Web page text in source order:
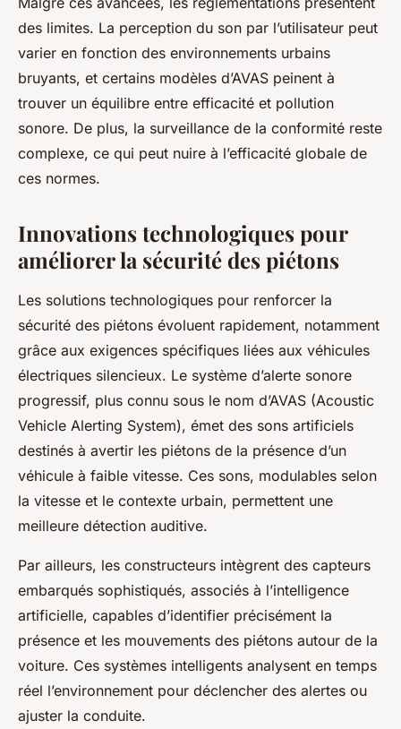
des limites. La perception du son par l’utilisateur peut
varier en fonction des environnements urbains
bruyants, et certains modèles d’AVAS peinent à
trouver un équilibre entre efficacité et pollution
sonore. De plus, la surveillance de la conformité reste
complexe, ce qui peut nuire à l’efficacité globale de
ces normes.
Innovations technologiques pour
améliorer la sécurité des piétons
Les solutions technologiques pour renforcer la
sécurité des piétons évoluent rapidement, notamment
grâce aux exigences spécifiques liées aux véhicules
électriques silencieux. Le système d’alerte sonore
progressif, plus connu sous le nom d’AVAS (Acoustic
Vehicle Alerting System), émet des sons artificiels
destinés à avertir les piétons de la présence d’un
véhicule à faible vitesse. Ces sons, modulables selon
la vitesse et le contexte urbain, permettent une
meilleure détection auditive.
Par ailleurs, les constructeurs intègrent des capteurs
embarqués sophistiqués, associés à l’intelligence
artificielle, capables d’identifier précisément la
présence et les mouvements des piétons autour de la
voiture. Ces systèmes intelligents analysent en temps
réel l’environnement pour déclencher des alertes ou
ajuster la conduite.